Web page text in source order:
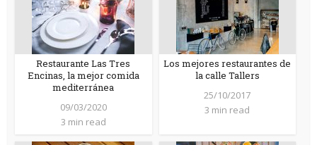
Restaurante Las Tres
Encinas, la mejor comida
mediterránea
09/03/2020
3 min read
Los mejores restaurantes de
la calle Tallers
25/10/2017
3 min read